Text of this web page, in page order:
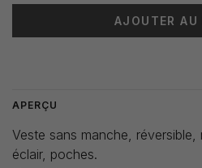
AJOUTER AU
APERÇU
Veste sans manche,
éclair, poches.